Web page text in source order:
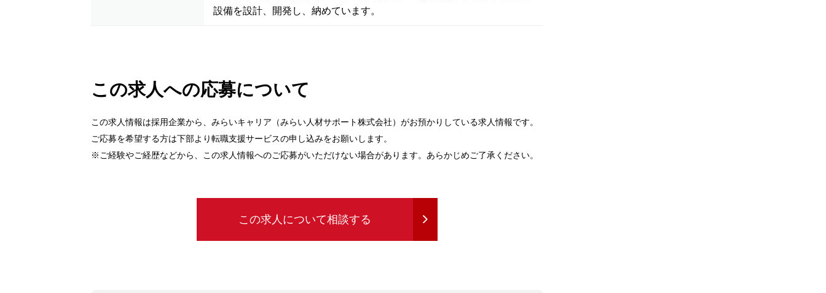
設備を設計、開発し、納めています。
この求人への応募について
この求人情報は採用企業から、みらいキャリア（みらい人材サポート株式会社）がお預かりしている求人情報です。
ご応募を希望する方は下部より転職支援サービスの申し込みをお願いします。
※ご経験やご経歴などから、この求人情報へのご応募がいただけない場合があります。あらかじめご了承ください。
この求人について相談する